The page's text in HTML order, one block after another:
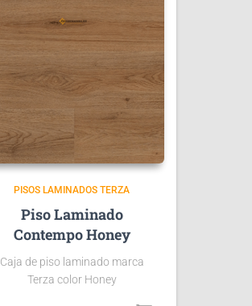
PISOS LAMINADOS TERZA
Piso Laminado
Contempo Honey
Caja de piso laminado marca
Terza color Honey